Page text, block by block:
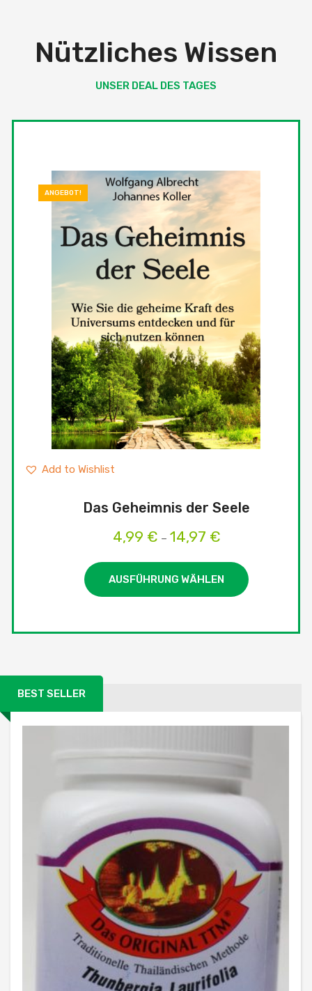
Nützliches Wissen
UNSER DEAL DES TAGES
ANGEBOT!
Add to Wishlist
Das Geheimnis der Seele
4,99 € – 14,97 €Preisspanne:
bis
14,97 €
AUSFÜHRUNG WÄHLEN
BEST SELLER